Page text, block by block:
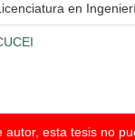
en
autor, esta tesis no